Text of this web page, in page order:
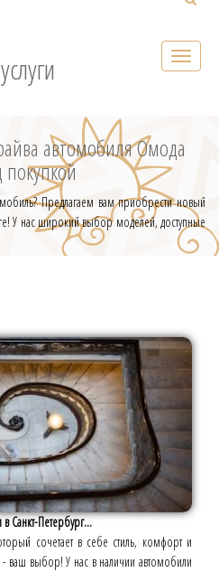
автомобиля Омода
покупкой
Предлагаем вам приобрести новый
У нас широкий выбор моделей, доступные
Санкт-Петербург...
сочетает в себе стиль, комфорт и
ваш выбор! У нас в наличии автомобили